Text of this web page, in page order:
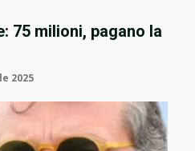
75 milioni, pagano la
2025